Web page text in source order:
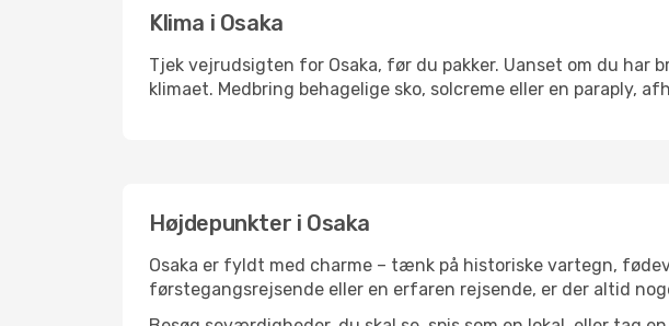
Klima i Osaka
Tjek vejrudsigten for Osaka, før du pakker. Uanset om du
klimaet. Medbring behagelige sko, solcreme eller en paraply,
Højdepunkter i Osaka
Osaka er fyldt med charme – tænk på historiske vartegn,
førstegangsrejsende eller en erfaren rejsende, er der altid